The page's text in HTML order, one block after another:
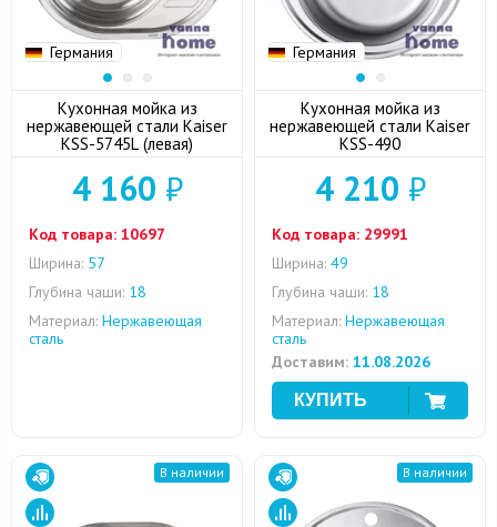
Германия
Кухонная мойка из
нержавеющей стали Kaiser
KSS-5745L (левая)
4 160 ₽
Код товара: 10697
Ширина: 57
Глубина чаши: 18
Материал: Нержавеющая
сталь
Германия
Кухонная мойка из
нержавеющей стали Kaiser
KSS-490
4 210 ₽
Код товара: 29991
Ширина: 49
Глубина чаши: 18
Материал: Нержавеющая
сталь
Доставим: 11.08.2026
В наличии В наличии